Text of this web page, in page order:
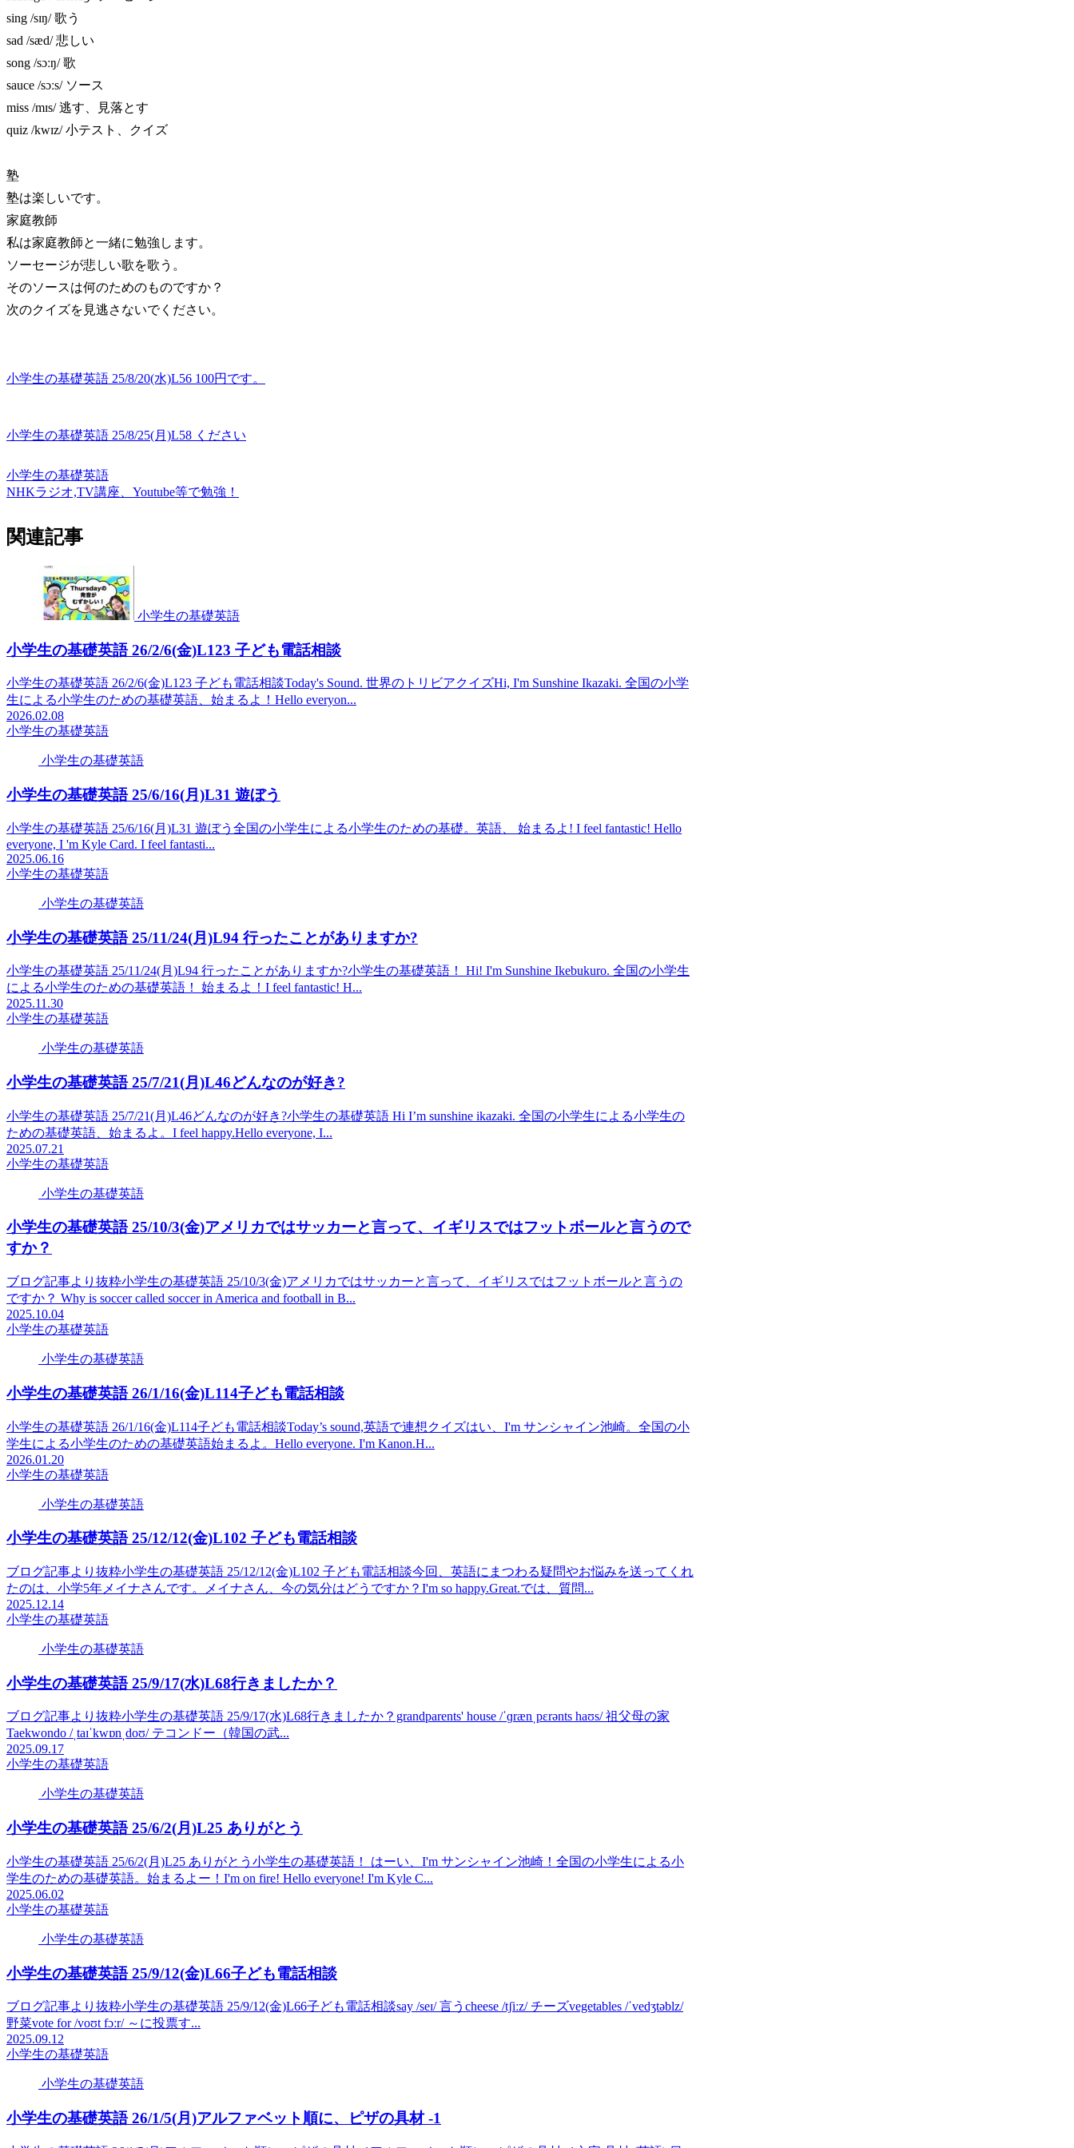
sing /sɪŋ/ 歌う
sad /sæd/ 悲しい
song /sɔːŋ/ 歌
sauce /sɔːs/ ソース
miss /mɪs/ 逃す、見落とす
quiz /kwɪz/ 小テスト、クイズ
塾
塾は楽しいです。
家庭教師
私は家庭教師と一緒に勉強します。
ソーセージが悲しい歌を歌う。
そのソースは何のためのものですか？
次のクイズを見逃さないでください。
小学生の基礎英語 25/8/20(水)L56 100円です。
小学生の基礎英語 25/8/25(月)L58 ください
小学生の基礎英語
NHKラジオ,TV講座、Youtube等で勉強！
関連記事
小学生の基礎英語
小学生の基礎英語 26/2/6(金)L123 子ども電話相談
小学生の基礎英語 26/2/6(金)L123 子ども電話相談Today's Sound. 世界のトリビアクイズHi, I'm Sunshine Ikazaki. 全国の小学
生による小学生のための基礎英語、始まるよ！Hello everyon...
2026.02.08
小学生の基礎英語
小学生の基礎英語
小学生の基礎英語 25/6/16(月)L31 遊ぼう
小学生の基礎英語 25/6/16(月)L31 遊ぼう全国の小学生による小学生のための基礎。英語、 始まるよ! I feel fantastic! Hello
everyone, I 'm Kyle Card. I feel fantasti...
2025.06.16
小学生の基礎英語
小学生の基礎英語
小学生の基礎英語 25/11/24(月)L94 行ったことがありますか?
小学生の基礎英語 25/11/24(月)L94 行ったことがありますか?小学生の基礎英語！ Hi! I'm Sunshine Ikebukuro. 全国の小学生
による小学生のための基礎英語！ 始まるよ！I feel fantastic! H...
2025.11.30
小学生の基礎英語
小学生の基礎英語
小学生の基礎英語 25/7/21(月)L46どんなのが好き?
小学生の基礎英語 25/7/21(月)L46どんなのが好き?小学生の基礎英語 Hi I’m sunshine ikazaki. 全国の小学生による小学生の
ための基礎英語、始まるよ。I feel happy.Hello everyone, I...
2025.07.21
小学生の基礎英語
小学生の基礎英語
小学生の基礎英語 25/10/3(金)アメリカではサッカーと言って、イギリスではフットボールと言うので
すか？
ブログ記事より抜粋小学生の基礎英語 25/10/3(金)アメリカではサッカーと言って、イギリスではフットボールと言うの
ですか？ Why is soccer called soccer in America and football in B...
2025.10.04
小学生の基礎英語
小学生の基礎英語
小学生の基礎英語 26/1/16(金)L114子ども電話相談
小学生の基礎英語 26/1/16(金)L114子ども電話相談Today’s sound,英語で連想クイズはい、I'm サンシャイン池崎。全国の小
学生による小学生のための基礎英語始まるよ。Hello everyone. I'm Kanon.H...
2026.01.20
小学生の基礎英語
小学生の基礎英語
小学生の基礎英語 25/12/12(金)L102 子ども電話相談
ブログ記事より抜粋小学生の基礎英語 25/12/12(金)L102 子ども電話相談今回、英語にまつわる疑問やお悩みを送ってくれ
たのは、小学5年メイナさんです。メイナさん、今の気分はどうですか？I'm so happy.Great.では、質問...
2025.12.14
小学生の基礎英語
小学生の基礎英語
小学生の基礎英語 25/9/17(水)L68行きましたか？
ブログ記事より抜粋小学生の基礎英語 25/9/17(水)L68行きましたか？grandparents' house /ˈɡrænˌpɛrənts haʊs/ 祖父母の家
Taekwondo /ˌtaɪˈkwɒnˌdoʊ/ テコンドー（韓国の武...
2025.09.17
小学生の基礎英語
小学生の基礎英語
小学生の基礎英語 25/6/2(月)L25 ありがとう
小学生の基礎英語 25/6/2(月)L25 ありがとう小学生の基礎英語！ はーい、I'm サンシャイン池崎！全国の小学生による小
学生のための基礎英語。始まるよー！I'm on fire! Hello everyone! I'm Kyle C...
2025.06.02
小学生の基礎英語
小学生の基礎英語
小学生の基礎英語 25/9/12(金)L66子ども電話相談
ブログ記事より抜粋小学生の基礎英語 25/9/12(金)L66子ども電話相談say /seɪ/ 言うcheese /tʃiːz/ チーズvegetables /ˈvedʒtəblz/
野菜vote for /voʊt fɔːr/ ～に投票す...
2025.09.12
小学生の基礎英語
小学生の基礎英語
小学生の基礎英語 26/1/5(月)アルファベット順に、ピザの具材 -1